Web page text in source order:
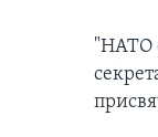
"НАТО